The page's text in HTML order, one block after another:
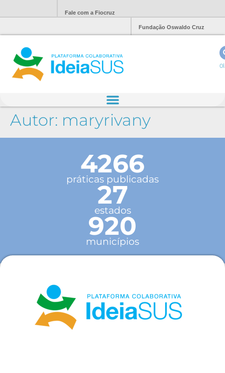
Fale com a Fiocruz
Fundação Oswaldo Cruz
Autor: maryrivany
4266
práticas publicadas
27
estados
920
municípios